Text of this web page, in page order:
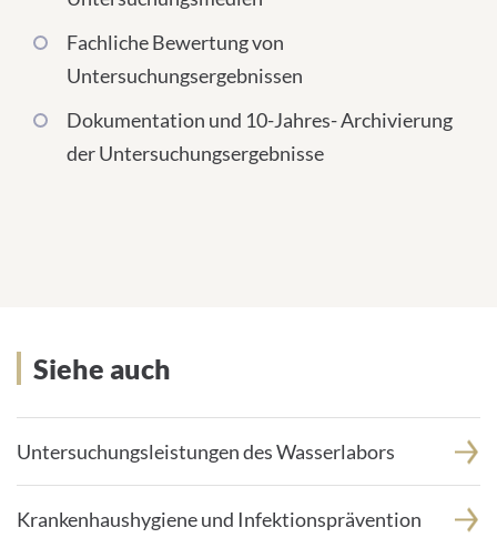
Fachliche Bewertung von
Untersuchungsergebnissen
Dokumentation und 10-Jahres- Archivierung
der Untersuchungsergebnisse
Siehe auch
Untersuchungsleistungen des Wasserlabors
Krankenhaushygiene und Infektionsprävention